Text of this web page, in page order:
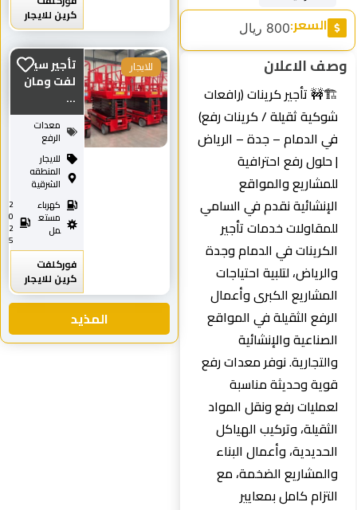
السعر:800 ريال
وصف الاعلان
🏗️🚧 تأجير كرينات (رافعات
شوكية ثقيلة / كرينات رفع)
في الدمام – جدة – الرياض
| حلول رفع احترافية
للمشاريع والمواقع
الإنشائية نقدم في السامي
للمقاولات خدمات تأجير
الكرينات في الدمام وجدة
والرياض، لتلبية احتياجات
المشاريع الكبرى وأعمال
الرفع الثقيلة في المواقع
الصناعية والإنشائية
والتجارية. نوفر معدات رفع
قوية وحديثة مناسبة
لعمليات رفع ونقل المواد
الثقيلة، وتركيب الهياكل
الحديدية، وأعمال البناء
والمشاريع الضخمة، مع
التزام كامل بمعايير
المذيد
كرين للايجار
تأجير سيزر
لفت ومان
...
معدات
الرفع
للايجار
المنطقه
الشرقية
كهرباء
مستع
مل
فوركلفت
كرين للايجار
للايجار